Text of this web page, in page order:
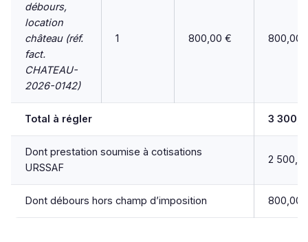
débours,
location
château (réf.
fact.
CHATEAU-
2026-0142)
1 800,00 € 800,00
Total à régler 3
Dont prestation soumise à cotisations
URSSAF
2
Dont débours hors champ d’imposition 800,00